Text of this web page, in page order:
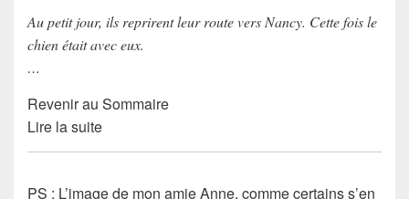
Au petit jour, ils reprirent leur route vers Nancy. Cette fois le
chien était avec eux.
…
Revenir au Sommaire
Lire la suite
PS : L’image de mon amie Anne, comme certains s’en